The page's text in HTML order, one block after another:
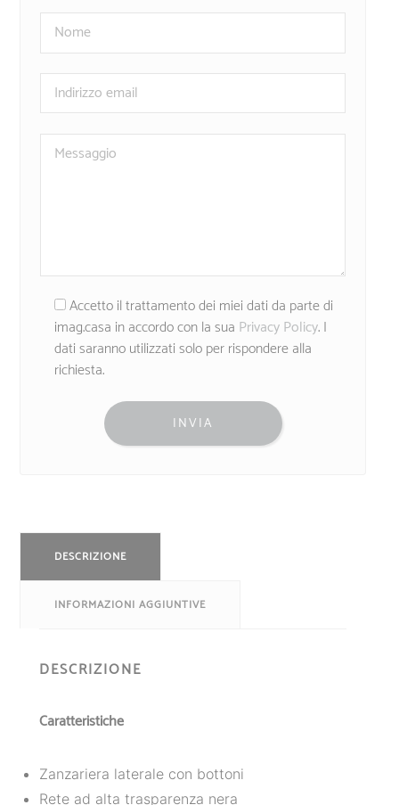
Accetto il trattamento dei miei dati da parte di
imag.casa in accordo con la sua Privacy Policy. I
dati saranno utilizzati solo per rispondere alla
richiesta.
DESCRIZIONE
INFORMAZIONI AGGIUNTIVE
DESCRIZIONE
Caratteristiche
Zanzariera laterale con bottoni
Rete ad alta trasparenza nera